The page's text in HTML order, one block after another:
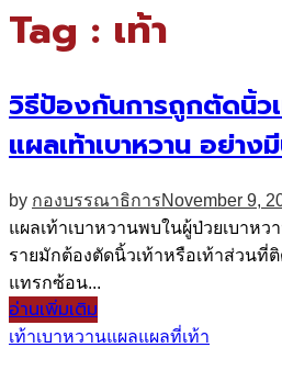
Tag : เท้า
วิธีป้องกันการถูกตัดนิ้วเ
แผลเท้าเบาหวาน อย่าง
by กองบรรณาธิการNovember 9,
แผลเท้าเบาหวานพบในผู้ป่วยเบาห
รายมักต้องตัดนิ้วเท้าหรือเท้าส่วนที่
แทรกซ้อน...
อ่านเพิ่มเติม
เท้าเบาหวานแผลแผลที่เท้า